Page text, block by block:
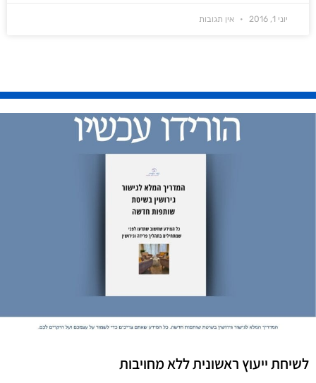
יוני 1, 2016 אין תגובות
לשיחת ייעוץ ראשונית ללא מחויבות